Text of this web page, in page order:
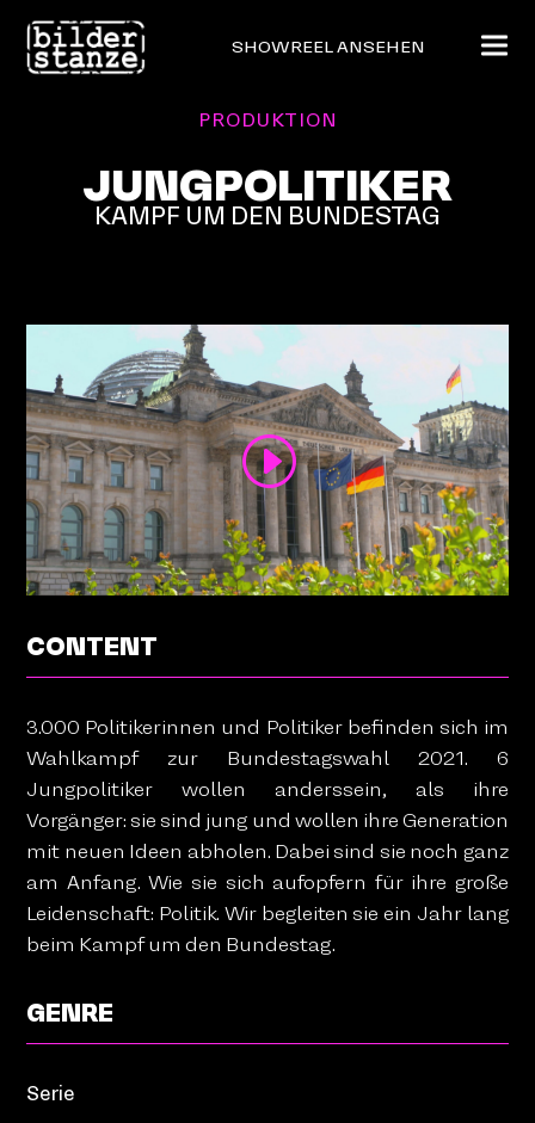
SHOWREEL ANSEHEN
PRODUKTION
JUNGPOLITIKER
KAMPF UM DEN BUNDESTAG
CONTENT
3.000 Politikerinnen und Politiker befinden sich im
Wahlkampf zur Bundestagswahl 2021. 6
Jungpolitiker wollen anderssein, als ihre
Vorgänger: sie sind jung und wollen ihre Generation
mit neuen Ideen abholen. Dabei sind sie noch ganz
am Anfang. Wie sie sich aufopfern für ihre große
Leidenschaft: Politik. Wir begleiten sie ein Jahr lang
beim Kampf um den Bundestag.
GENRE
Serie